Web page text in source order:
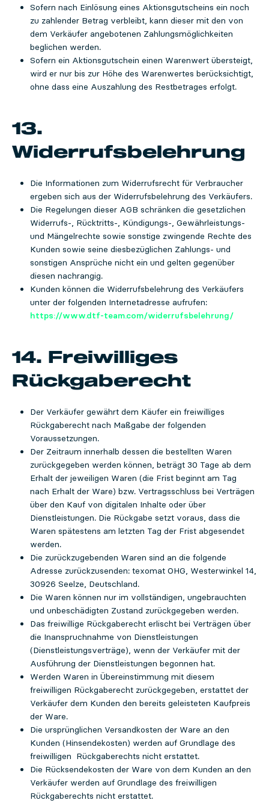
Sofern nach Einlösung eines Aktionsgutscheins ein noch
zu zahlender Betrag verbleibt, kann dieser mit den von
dem Verkäufer angebotenen Zahlungsmöglichkeiten
beglichen werden.
Sofern ein Aktionsgutschein einen Warenwert übersteigt,
wird er nur bis zur Höhe des Warenwertes berücksichtigt,
ohne dass eine Auszahlung des Restbetrages erfolgt.
13.
Widerrufsbelehrung
Die Informationen zum Widerrufsrecht für Verbraucher
ergeben sich aus der Widerrufsbelehrung des Verkäufers.
Die Regelungen dieser AGB schränken die gesetzlichen
Widerrufs-, Rücktritts-, Kündigungs-, Gewährleistungs-
und Mängelrechte sowie sonstige zwingende Rechte des
Kunden sowie seine diesbezüglichen Zahlungs- und
sonstigen Ansprüche nicht ein und gelten gegenüber
diesen nachrangig.
Kunden können die Widerrufsbelehrung des Verkäufers
unter der folgenden Internetadresse aufrufen:
https://www.dtf-team.com/widerrufsbelehrung/
14. Freiwilliges
Rückgaberecht
Der Verkäufer gewährt dem Käufer ein freiwilliges
Rückgaberecht nach Maßgabe der folgenden
Voraussetzungen.
Der Zeitraum innerhalb dessen die bestellten Waren
zurückgegeben werden können, beträgt 30 Tage ab dem
Erhalt der jeweiligen Waren (die Frist beginnt am Tag
nach Erhalt der Ware) bzw. Vertragsschluss bei Verträgen
über den Kauf von digitalen Inhalte oder über
Dienstleistungen. Die Rückgabe setzt voraus, dass die
Waren spätestens am letzten Tag der Frist abgesendet
werden.
Die zurückzugebenden Waren sind an die folgende
Adresse zurückzusenden: texomat OHG, Westerwinkel 14,
30926 Seelze, Deutschland.
Die Waren können nur im vollständigen, ungebrauchten
und unbeschädigten Zustand zurückgegeben werden.
Das freiwillige Rückgaberecht erlischt bei Verträgen über
die Inanspruchnahme von Dienstleistungen
(Dienstleistungsverträge), wenn der Verkäufer mit der
Ausführung der Dienstleistungen begonnen hat.
Werden Waren in Übereinstimmung mit diesem
freiwilligen Rückgaberecht zurückgegeben, erstattet der
Verkäufer dem Kunden den bereits geleisteten Kaufpreis
der Ware.
Die ursprünglichen Versandkosten der Ware an den
Kunden (Hinsendekosten) werden auf Grundlage des
freiwilligen Rückgaberechts nicht erstattet.
Die Rücksendekosten der Ware von dem Kunden an den
Verkäufer werden auf Grundlage des freiwilligen
Rückgaberechts nicht erstattet.